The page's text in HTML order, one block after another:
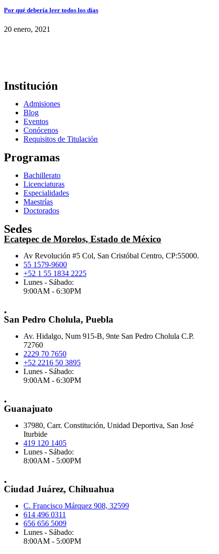
Por qué debería leer todos los días
20 enero, 2021
Institución
Admisiones
Blog
Eventos
Conócenos
Requisitos de Titulación
Programas
Bachillerato
Licenciaturas
Especialidades
Maestrías
Doctorados
Sedes
Ecatepec de Morelos, Estado de México
Av Revolución #5 Col, San Cristóbal Centro, CP:55000.
55 1579-9600
+52 1 55 1834 2225
Lunes - Sábado:
9:00AM - 6:30PM
.
San Pedro Cholula, Puebla
Av. Hidalgo, Num 915-B, 9nte San Pedro Cholula C.P.
72760
2229 70 7650
+52 2216 50 3895
Lunes - Sábado:
9:00AM - 6:30PM
.
Guanajuato
37980, Carr. Constitución, Unidad Deportiva, San José
Iturbide
419 120 1405
Lunes - Sábado:
8:00AM - 5:00PM
.
Ciudad Juárez, Chihuahua
C. Francisco Márquez 908, 32599
614 496 0311
656 656 5009
Lunes - Sábado:
8:00AM - 5:00PM